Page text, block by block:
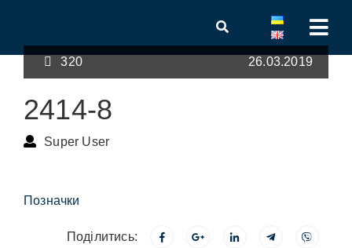
320 26.03.2019
2414-8
Super User
Позначки
Поділитись: